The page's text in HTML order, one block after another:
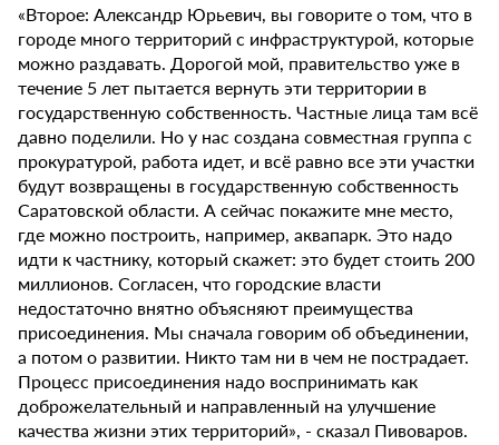
«Второе: Александр Юрьевич, вы говорите о том, что в
городе много территорий с инфраструктурой, которые
можно раздавать. Дорогой мой, правительство уже в
течение 5 лет пытается вернуть эти территории в
государственную собственность. Частные лица там всё
давно поделили. Но у нас создана совместная группа с
прокуратурой, работа идет, и всё равно все эти участки
будут возвращены в государственную собственность
Саратовской области. А сейчас покажите мне место,
где можно построить, например, аквапарк. Это надо
идти к частнику, который скажет: это будет стоить 200
миллионов. Согласен, что городские власти
недостаточно внятно объясняют преимущества
присоединения. Мы сначала говорим об объединении,
а потом о развитии. Никто там ни в чем не пострадает.
Процесс присоединения надо воспринимать как
доброжелательный и направленный на улучшение
качества жизни этих территорий», - сказал Пивоваров.